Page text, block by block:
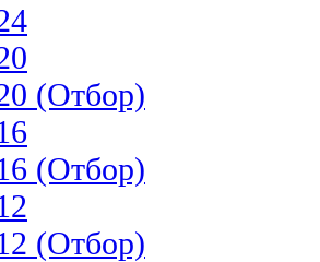
(Отбор)
(Отбор)
(Отбор)